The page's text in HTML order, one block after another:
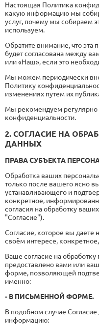
Настоящая Политика
какую информацию мы
услуг, почему мы собираем
используем.
Обратите внимание, что эта
будет согласована между
или «Наш», если это
Мы можем периодически
Политику
изменениях путем их
Мы рекомендуем регулярно
конфиденциальности.
2. СОГЛАСИЕ НА
ДАННЫХ
ПРАВА СУБЪЕКТА
Обработка ваших
только после вашего ясно
устанавливающего и
конкретное,
согласия на обработку
"Согласие").
Согласие, которое вы даете
своём интересе,
Ваше согласие на
предоставлено вами или
форме, позволяющей
именно:
- В ПИСЬМЕННОЙ ФОРМЕ.
В подобном случае
информацию: